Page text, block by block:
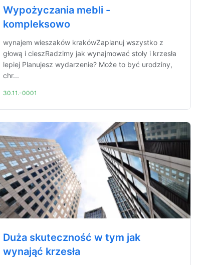
Wypożyczania mebli -
kompleksowo
wynajem wieszaków krakówZaplanuj wszystko z
głową i cieszRadzimy jak wynajmować stoły i krzesła
lepiej Planujesz wydarzenie? Może to być urodziny,
chr...
30.11.-0001
Duża skuteczność w tym jak
wynająć krzesła